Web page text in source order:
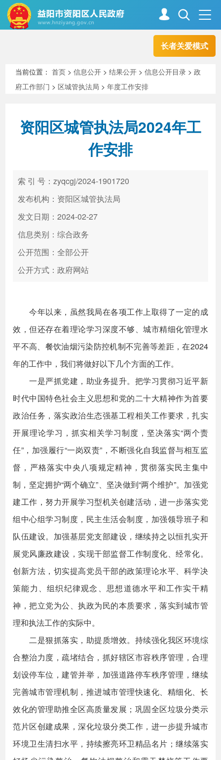
长者关爱模式
走进资阳
新闻中心 解读回应
政务服务
高效办成一件事
当前位置：首页 >信息公开 >结果公开 >信息公开目录 >政
府工作部门 > 区城管执法局 >年度工作安排
资阳区城管执法局2024年工
作安排
索 引 号：zyqcgj/2024-1901720
发布机构：资阳区城管执法局
发文日期：2024-02-27
信息类别：综合政务
公开范围：全部公开
公开方式：政府网站
今年以来，虽然我局在各项工作上取得了一定的成
效，但还存在着理论学习深度不够、城市精细化管理水
平不高、餐饮油烟污染防控机制不完善等差距，在2024
年的工作中，我们将做好以下几个方面的工作。
一是严抓党建，助业务提升。把学习贯彻习近平新
时代中国特色社会主义思想和党的二十大精神作为首要
政治任务，落实政治生态强基工程相关工作要求，扎实
开展理论学习，抓实相关学习制度，坚决落实“两个责
任”，加强履行“一岗双责”，不断强化自我监督与相互监
督，严格落实中央八项规定精神，贯彻落实民主集中
制，坚定拥护“两个确立”、坚决做到“两个维护”。加强党
建工作，努力开展学习型机关创建活动，进一步落实党
组中心组学习制度，民主生活会制度，加强领导班子和
队伍建设。加强基层党支部建设，继续持之以恒扎实开
展党风廉政建设，实现干部监督工作制度化、经常化。
创新方法，切实提高党员干部的政策理论水平、科学决
策能力、组织纪律观念、思想道德水平和工作实干精
神，把立党为公、执政为民的本质要求，落实到城市管
理和执法工作的实际中。
二是狠抓落实，助提质增效。持续强化我区环境综
合整治力度，疏堵结合，抓好辖区市容秩序管理，合理
划设停车位，建管并举，加强道路停车秩序管理，继续
完善城市管理机制，推进城市管理快速化、精细化、长
效化的管理助推全区高质量发展；巩固全区垃圾分类示
范片区创建成果，深化垃圾分类工作，进一步提升城市
环境卫生清扫水平，持续擦亮环卫精品名片；继续落实